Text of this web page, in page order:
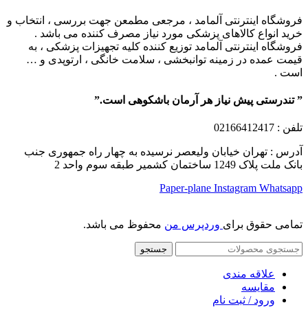
فروشگاه اینترنتی آلمامد ، مرجعی مطمعن جهت بررسی ، انتخاب و
خرید انواع کالاهای پزشکی مورد نیاز مصرف کننده می باشد .
فروشگاه اینترنتی آلمامد توزیع کننده کلیه تجهیزات پزشکی ، به
قیمت عمده در زمینه توانبخشی ، سلامت خانگی ، ارتوپدی و …
است .
” تندرستی پیش نیاز هر آرمان باشکوهی است.”
تلفن : 02166412417
آدرس : تهران خیابان ولیعصر نرسیده به چهار راه جمهوری جنب
بانک ملت پلاک 1249 ساختمان کشمیر طبقه سوم واحد 2
Paper-plane Instagram Whatsapp
تمامی حقوق برای وردپرس من محفوظ می باشد.
جستجو
علاقه مندی
مقایسه
ورود / ثبت نام